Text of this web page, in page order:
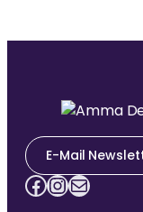
E-Mail
Facebook InstagramE-Mail